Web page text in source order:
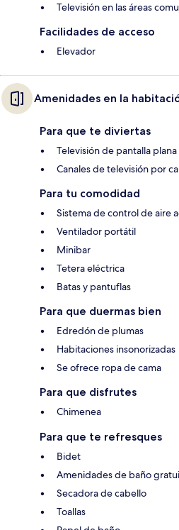
Televisión en las áreas
Facilidades de acceso
Elevador
Amenidades en la
Para que te diviertas
Televisión de pantalla plana
Canales de televisión por
Para tu comodidad
Sistema de control de aire
Ventilador portátil
Minibar
Tetera eléctrica
Batas y pantuflas
Para que duermas bien
Edredón de plumas
Habitaciones insonorizadas
Se ofrece ropa de cama
Para que disfrutes
Chimenea
Para que te refresques
Bidet
Amenidades de baño
Secadora de cabello
Toallas